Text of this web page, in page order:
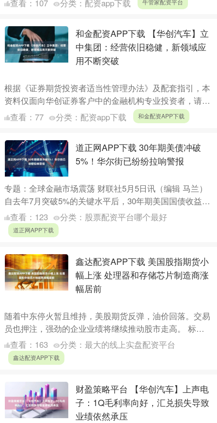
查看： 107 分类： 配资app下载 牛管家配资平台
和金配资APP下载 【华创汽车】立
中集团：经营依旧稳健，新领域应
用不断突破
根据《证券期货投资者适当性管理办法》及配套指引，本
资料仅面向华创证券客户中的金融机构专业投资者，请勿
对本资料进行任何形式的转发。若您不是华创证券客户中
查看： 77 分类： 配资app下载 和金配资APP下载
道正网APP下载 30年期美债冲破
5%！华尔街已纷纷拉响警报
专题：全球金融市场震荡 财联社5月5日讯（编辑 马兰）
自去年7月突破5%的关键水平后，30年期美国国债收益率
再次冲上5%，表明美国市场又一次陷入债务压力的严重
担....
查看： 123 分类： 股票配资平台哪个最好
道正网APP下载
鑫达配资APP下载 美国股指期货小
幅上涨 处理器和存储芯片制造商涨
幅居前
随着中东停火暂且维持，美股期货反弹，油价回落。交易
员也押注，强劲的企业业绩将继续推动股市走高。 标普
500指数期货上涨0.5%，纳斯达克100指数期货上涨0.8....
查看： 163 分类： 最大的线上实盘配资平台
鑫达配资APP下载
财盈策略平台 【华创汽车】上声电
子：1Q毛利率向好，汇兑损失导致
业绩依然承压